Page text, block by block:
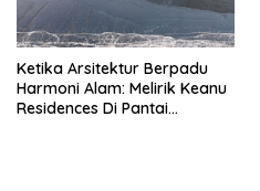
Ketika Arsitektur Berpadu
Harmoni Alam: Melirik Keanu
Residences Di Pantai